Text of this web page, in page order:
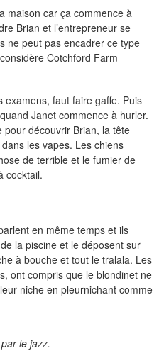
maison car ça commence à
Brian et l’entrepreneur se
ne peut pas encadrer ce type
Cotchford Farm
examens, faut faire gaffe. Puis
Janet commence à hurler.
pour découvrir Brian, la tête
les vapes. Les chiens
de terrible et le fumier de
cocktail.
en même temps et ils
la piscine et le déposent sur
à bouche et tout le tralala. Les
ont compris que le blondinet ne
niche en pleurnichant comme
le jazz.